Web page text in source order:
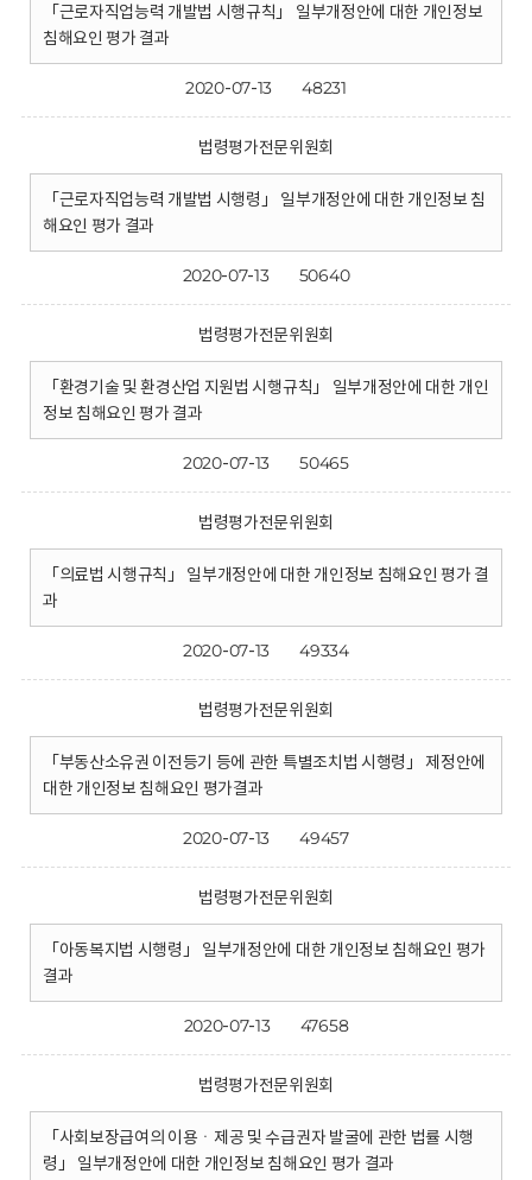
「근로자직업능력 개발법 시행규칙」 일부개정안에 대한 개인정보
침해요인 평가 결과
2020-07-13 48231
법령평가전문위원회
「근로자직업능력 개발법 시행령」 일부개정안에 대한 개인정보 침
해요인 평가 결과
2020-07-13 50640
법령평가전문위원회
「환경기술 및 환경산업 지원법 시행규칙」 일부개정안에 대한 개인
정보 침해요인 평가 결과
2020-07-13 50465
법령평가전문위원회
「의료법 시행규칙」 일부개정안에 대한 개인정보 침해요인 평가 결
과
2020-07-13 49334
법령평가전문위원회
「부동산소유권 이전등기 등에 관한 특별조치법 시행령」 제정안에
대한 개인정보 침해요인 평가결과
2020-07-13 49457
법령평가전문위원회
「아동복지법 시행령」 일부개정안에 대한 개인정보 침해요인 평가
결과
2020-07-13 47658
법령평가전문위원회
「사회보장급여의 이용ㆍ제공 및 수급권자 발굴에 관한 법률 시행
령」 일부개정안에 대한 개인정보 침해요인 평가 결과